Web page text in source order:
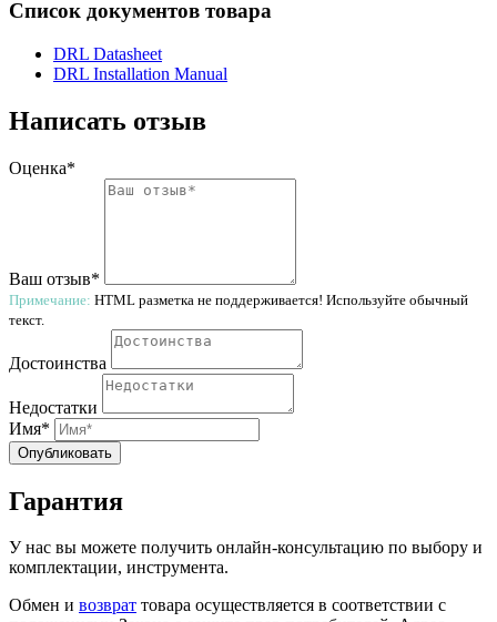
Список документов товара
DRL Datasheet
DRL Installation Manual
Написать отзыв
Оценка*
Ваш отзыв*
Примечание: HTML разметка не поддерживается! Используйте обычный
текст.
Достоинства
Недостатки
Имя*
Опубликовать
Гарантия
У нас вы можете получить онлайн-консультацию по выбору и
комплектации, инструмента.
Обмен и возврат товара осуществляется в соответствии с